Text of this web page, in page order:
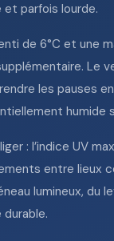
parfois lourde.
de 6°C et une
Le
les pauses
humide
: l’indice UV
entre lieux
lumineux, du